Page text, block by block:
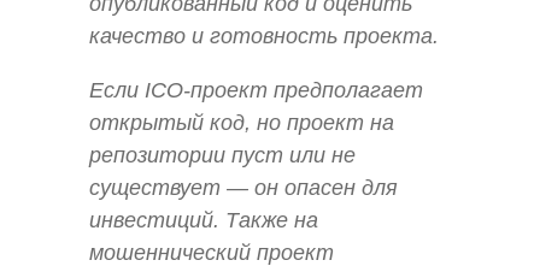
качество и готовность проекта.
Если ICO-проект предполагает
открытый код, но проект на
репозитории пуст или не
существует — он опасен для
инвестиций. Также на
мошеннический проект